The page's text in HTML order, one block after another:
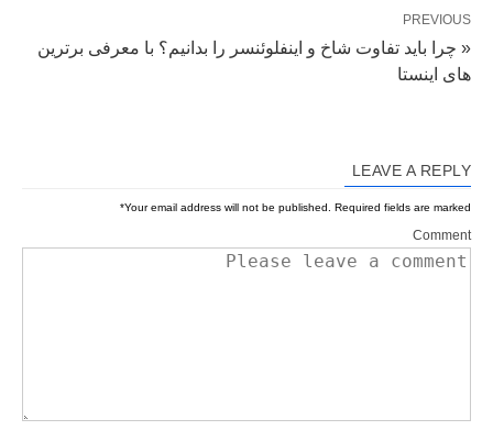
PREVIOUS
« چرا باید تفاوت شاخ و اینفلوئنسر را بدانیم؟ با معرفی برترین
های اینستا
LEAVE A REPLY
Your email address will not be published. Required fields are marked
*
Comment